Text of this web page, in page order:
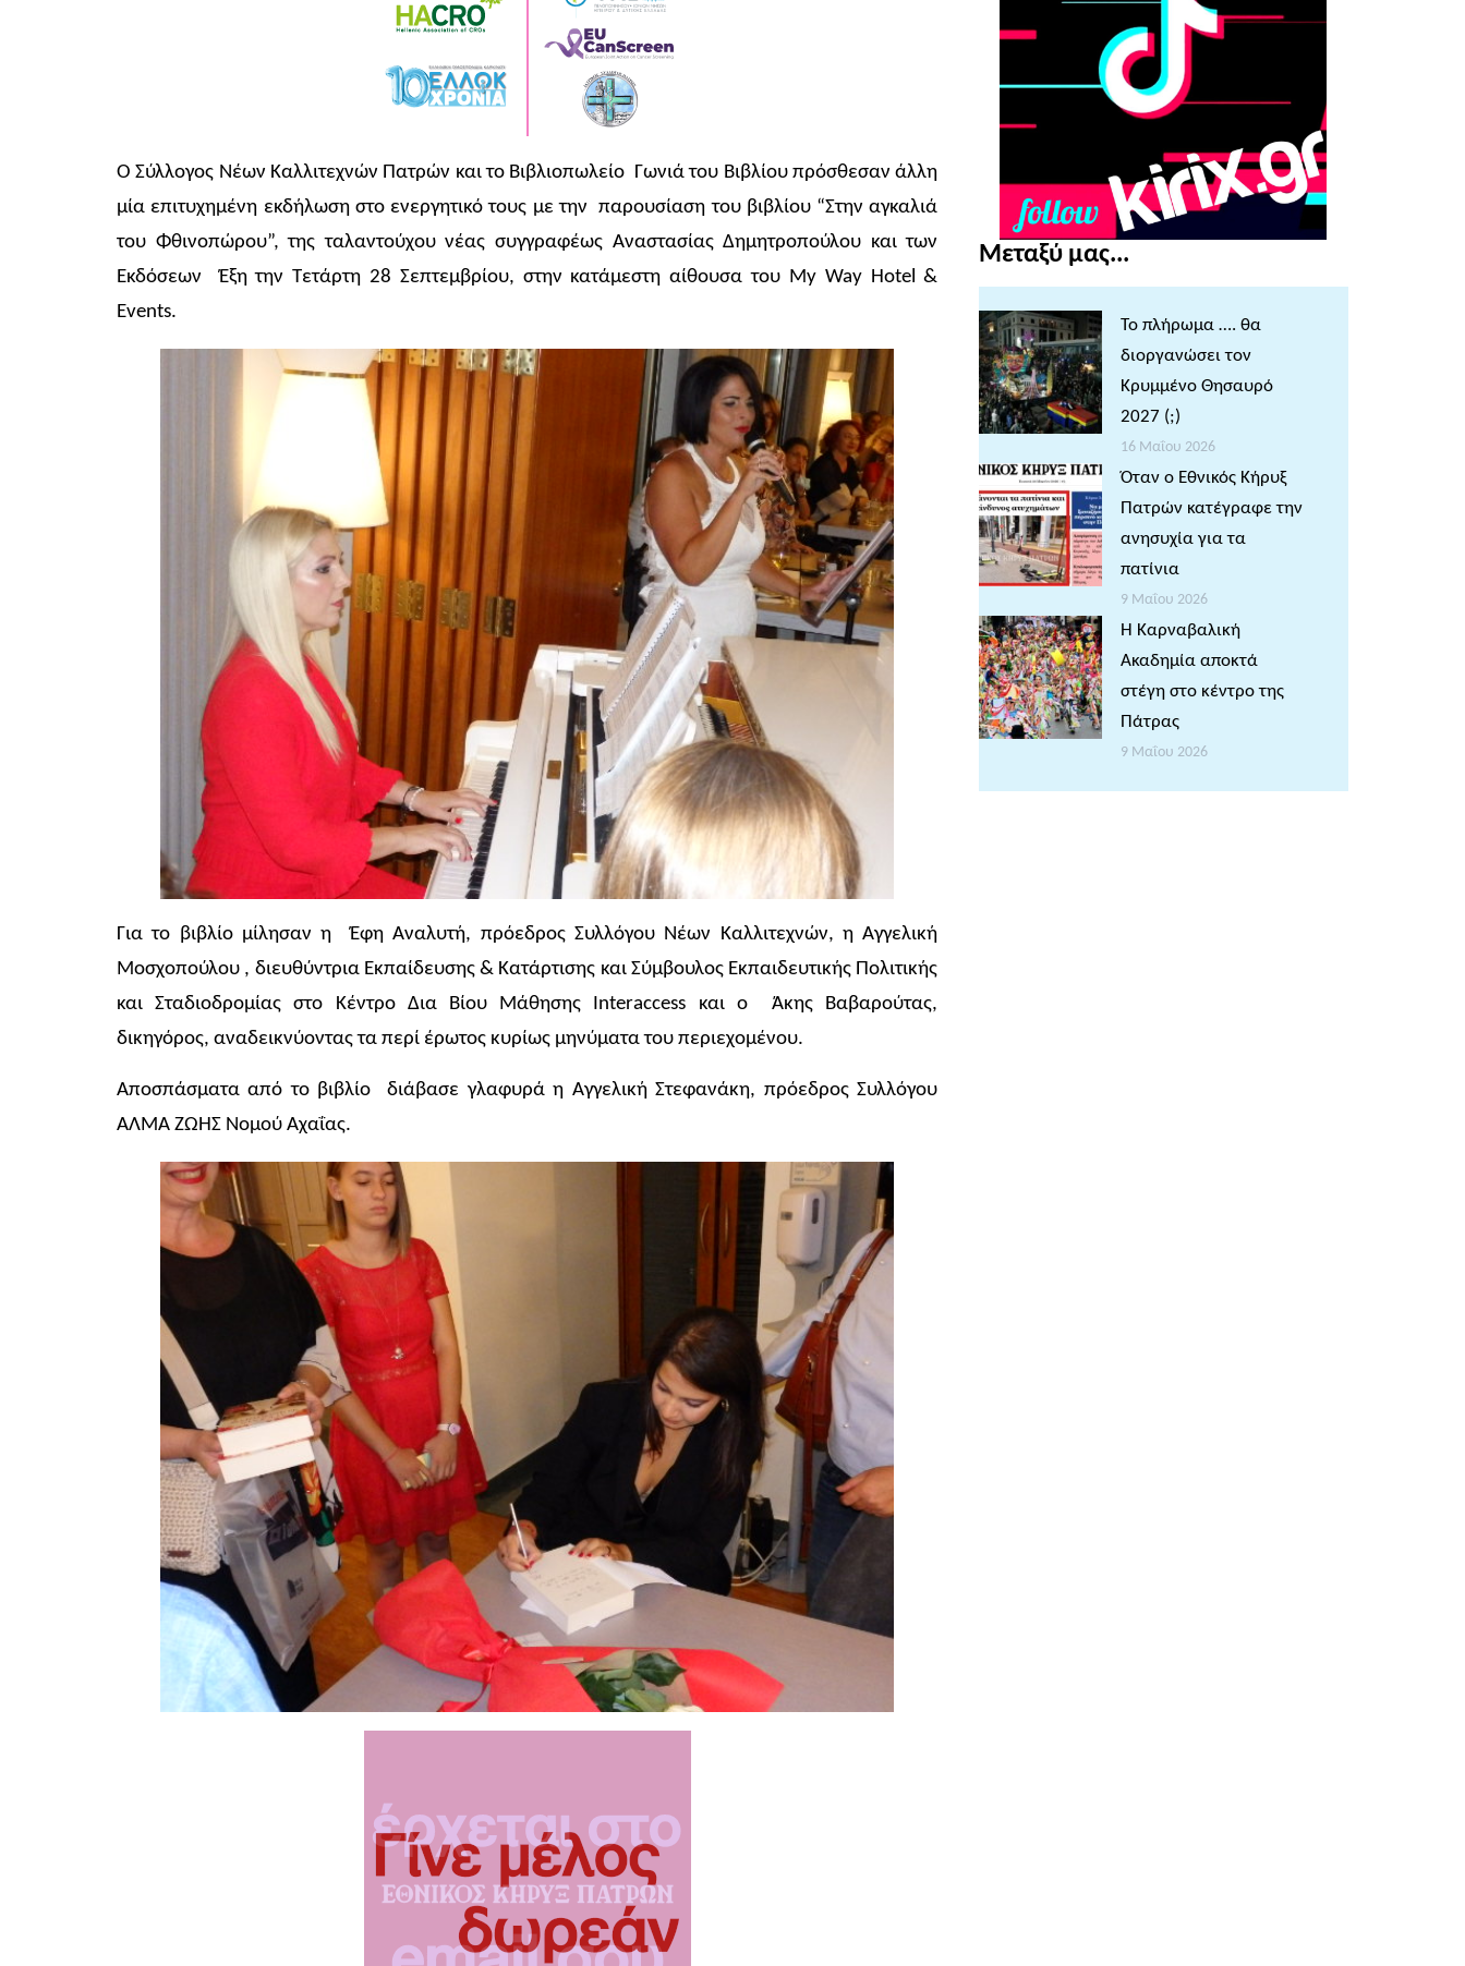
Ο Σύλλογος Νέων Καλλιτεχνών Πατρών και το Βιβλιοπωλείο Γωνιά του Βιβλίου πρόσθεσαν άλλη
μία επιτυχημένη εκδήλωση στο ενεργητικό τους με την παρουσίαση του βιβλίου “Στην αγκαλιά
του Φθινοπώρου”, της ταλαντούχου νέας συγγραφέως Αναστασίας Δημητροπούλου και των
Εκδόσεων Έξη την Τετάρτη 28 Σεπτεμβρίου, στην κατάμεστη αίθουσα του My Way Ηotel &
Events.
Για το βιβλίο μίλησαν η Έφη Αναλυτή, πρόεδρος Συλλόγου Νέων Καλλιτεχνών, η Αγγελική
Μοσχοπούλου , διευθύντρια Εκπαίδευσης & Κατάρτισης και Σύμβουλος Εκπαιδευτικής Πολιτικής
και Σταδιοδρομίας στο Κέντρο Δια Βίου Μάθησης Interaccess και ο Άκης Βαβαρούτας,
δικηγόρος, αναδεικνύοντας τα περί έρωτος κυρίως μηνύματα του περιεχομένου.
Αποσπάσματα από το βιβλίο διάβασε γλαφυρά η Αγγελική Στεφανάκη, πρόεδρος Συλλόγου
ΑΛΜΑ ΖΩΗΣ Νομού Αχαΐας.
Μεταξύ μας...
Το πλήρωμα …. θα
διοργανώσει τον
Κρυμμένο Θησαυρό
2027 (;)
16 Μαΐου 2026
Όταν ο Εθνικός Κήρυξ
Πατρών κατέγραφε την
ανησυχία για τα
πατίνια
9 Μαΐου 2026
Η Καρναβαλική
Ακαδημία αποκτά
στέγη στο κέντρο της
Πάτρας
9 Μαΐου 2026